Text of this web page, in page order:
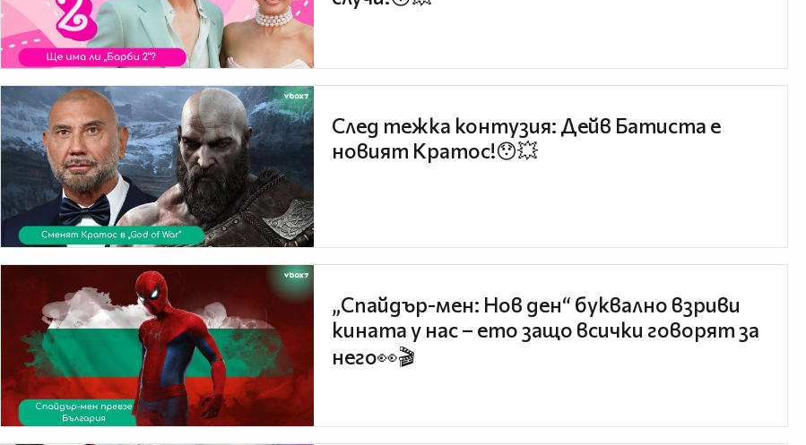
След тежка контузия: Дейв Батиста е
новият Кратос!😯💥
„Спайдър-мен: Нов ден“ буквално взриви
кината у нас – ето защо всички говорят за
него👀🎬